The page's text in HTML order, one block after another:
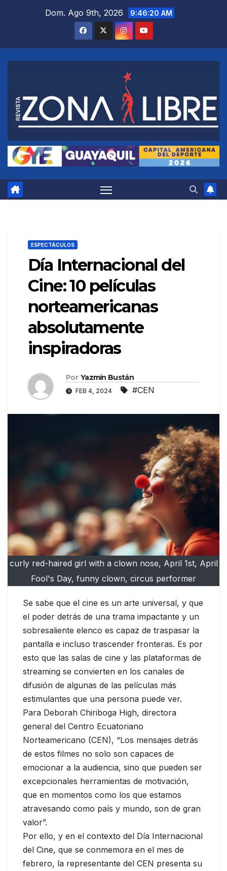
Dom. Ago 9th, 2026 9:46:22 AM
ESPECTÁCULOS
Día Internacional del
Cine: 10 películas
norteamericanas
absolutamente
inspiradoras
Por Yazmín Bustán
FEB 4, 2024 #CEN
curly red-haired girl with a clown nose, April 1st, April
Fool's Day, funny clown, circus performer
Se sabe que el cine es un arte universal, y que
el poder detrás de una trama impactante y un
sobresaliente elenco es capaz de traspasar la
pantalla e incluso trascender fronteras. Es por
esto que las salas de cine y las plataformas de
streaming se convierten en los canales de
difusión de algunas de las películas más
estimulantes que una persona puede ver.
Para Deborah Chiriboga High, directora
general del Centro Ecuatoriano
Norteamericano (CEN), “Los mensajes detrás
de estos filmes no solo son capaces de
emocionar a la audiencia, sino que pueden ser
excepcionales herramientas de motivación,
que en momentos como los que estamos
atravesando como país y mundo, son de gran
valor”.
Por ello, y en el contexto del Día Internacional
del Cine, que se conmemora en el mes de
febrero, la representante del CEN presenta su